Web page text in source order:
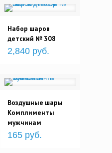
Набор шаров
детский № 308
2,840 руб.
Воздушные шары
Комплименты
мужчинам
165 руб.